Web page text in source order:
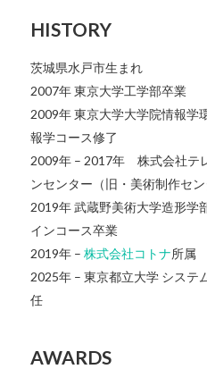
HISTORY
茨城県水戸市生まれ
2007年 東京大学工学部卒業
2009年 東京大学大学院情報学
報学コース修了
2009年 – 2017年 株式会社テ
ンセンター（旧・美術制作セ
2019年 武蔵野美術大学造形学
インコース卒業
2019年 – 株式会社コトナ所属
2025年 – 東京都立大学 システ
任
AWARDS